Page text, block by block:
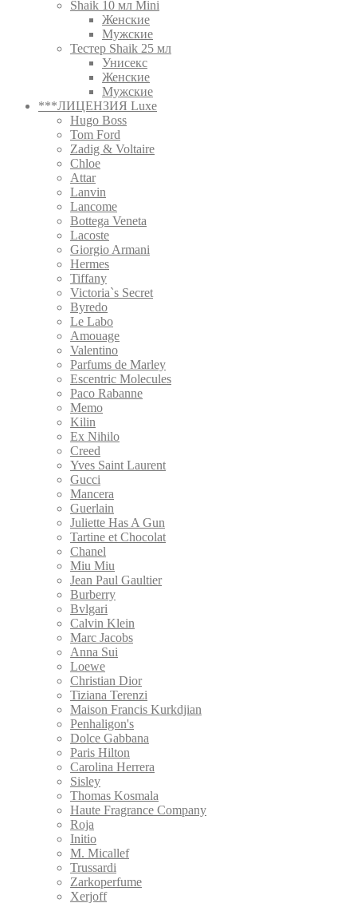
Shaik 10 мл Mini
Женские
Мужские
Тестер Shaik 25 мл
Унисекс
Женские
Мужские
***ЛИЦЕНЗИЯ Luxe
Hugo Boss
Tom Ford
Zadig & Voltaire
Chloe
Attar
Lanvin
Lancome
Bottega Veneta
Lacoste
Giorgio Armani
Hermes
Tiffany
Victoria`s Secret
Byredo
Le Labo
Amouage
Valentino
Parfums de Marley
Escentric Molecules
Paco Rabanne
Memo
Kilin
Ex Nihilo
Creed
Yves Saint Laurent
Gucci
Mancera
Guerlain
Juliette Has A Gun
Tartine et Chocolat
Chanel
Miu Miu
Jean Paul Gaultier
Burberry
Bvlgari
Calvin Klein
Marс Jacobs
Anna Sui
Loewe
Christian Dior
Tiziana Terenzi
Maison Francis Kurkdjian
Penhaligon's
Dolce Gabbana
Paris Hilton
Carolina Herrera
Sisley
Thomas Kosmala
Haute Fragrance Company
Roja
Initio
M. Micallef
Trussardi
Zarkoperfume
Xerjoff